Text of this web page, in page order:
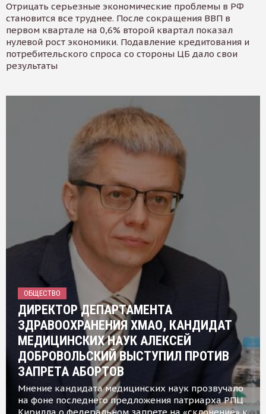
Отрицать серьезные экономические проблемы в РФ
становится все труднее. После сокращения ВВП в
первом квартале на 0,6% второй квартал показал
нулевой рост экономики. Подавление кредитования и
потребительского спроса со стороны ЦБ дало свои
результаты
ОБЩЕСТВО
ДИРЕКТОР ДЕПАРТАМЕНТА
ЗДРАВООХРАНЕНИЯ ХМАО, КАНДИДАТ
МЕДИЦИНСКИХ НАУК АЛЕКСЕЙ
ДОБРОВОЛЬСКИЙ ВЫСТУПИЛ ПРОТИВ
ЗАПРЕТА АБОРТОВ
Мнение кандидата медицинских наук прозвучало
на фоне последнего предложения патриарха РПЦ